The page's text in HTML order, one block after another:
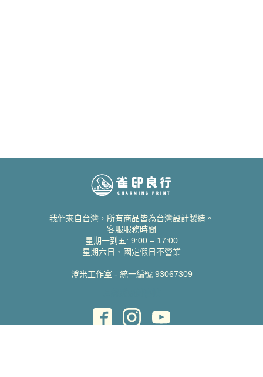
我們來自台灣，所有商品皆為台灣設計製造。
客服服務時間
星期一到五: 9:00 – 17:00
星期六日、國定假日不營業
澄米工作室 - 統一編號 93067309